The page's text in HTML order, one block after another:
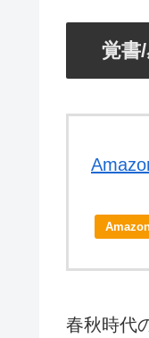
覚書
春秋時代